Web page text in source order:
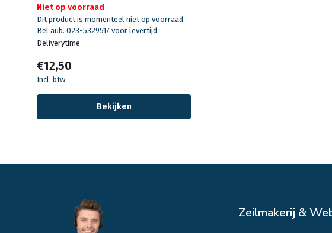
Niet op voorraad
Dit product is momenteel niet op voorraad.
Bel aub. 023-5329517 voor levertijd.
Deliverytime
€12,50
Incl. btw
Bekijken
Zeilmakerij &